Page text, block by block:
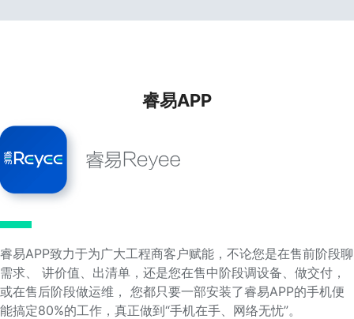
睿易APP
睿易APP致力于为广大工程商客户赋能，不论您是在售前阶段聊
需求、 讲价值、出清单，还是您在售中阶段调设备、做交付，
或在售后阶段做运维， 您都只要一部安装了睿易APP的手机便
能搞定80%的工作，真正做到“手机在手、网络无忧”。